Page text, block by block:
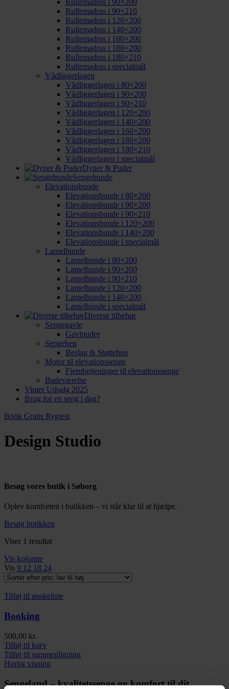
Rullemadras i 90×200
Rullemadras i 90×210
Rullemadras i 120×200
Rullemadras i 140×200
Rullemadras i 160×200
Rullemadras i 180×200
Rullemadras i 180×210
Rullemadras i specialmål
Vådliggerlagen
Vådliggerlagen i 80×200
Vådliggerlagen i 90×200
Vådliggerlagen i 90×210
Vådliggerlagen i 120×200
Vådliggerlagen i 140×200
Vådliggerlagen i 160×200
Vådliggerlagen i 180×200
Vådliggerlagen i 180×210
Vådliggerlagen i specialmål
Dyner & Puder
Sengebunde
Elevationsbunde
Elevationsbunde i 80×200
Elevationsbunde i 90×200
Elevationsbunde i 90×210
Elevationsbunde i 120×200
Elevationsbunde i 140×200
Elevationsbunde i specialmål
Lamelbunde
Lamelbunde i 80×200
Lamelbunde i 90×200
Lamelbunde i 90×210
Lamelbunde i 120×200
Lamelbunde i 140×200
Lamelbunde i specialmål
Diverse tilbehør
Sengegavle
Gavlpuder
Sengeben
Beslag & Støtteben
Motor til elevationssenge
Fjernbetjeninger til elevationssenge
Badeværelse
Vinter Udsalg 2025
Brug for en seng i dag?
Book Gratis Rygtest
Design Studio
Besøg vores butik i Søborg
Oplev komforten i butikken – vi står klar til at hjælpe.
Besøg butikken
Viser 1 resultat
Vis kolonne
Vis 9 12 18 24
Tilføj til ønskeliste
Booking
500,00 kr.
Tilføj til kurv
Tilføj til sammenligning
Hurtig visning
Sengeland – kvalitetssenge og komfort til dit